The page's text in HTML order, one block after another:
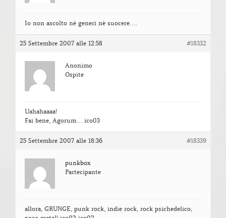
Io non ascolto nè generi nè suocere….
25 Settembre 2007 alle 12:58 #18332
Anonimo
Ospite
Uahahaaaa!
Fai bene, Agorum… ico03
25 Settembre 2007 alle 18:36 #18339
punkbox
Partecipante
allora, GRUNGE, punk rock, indie rock, rock psichedelico,